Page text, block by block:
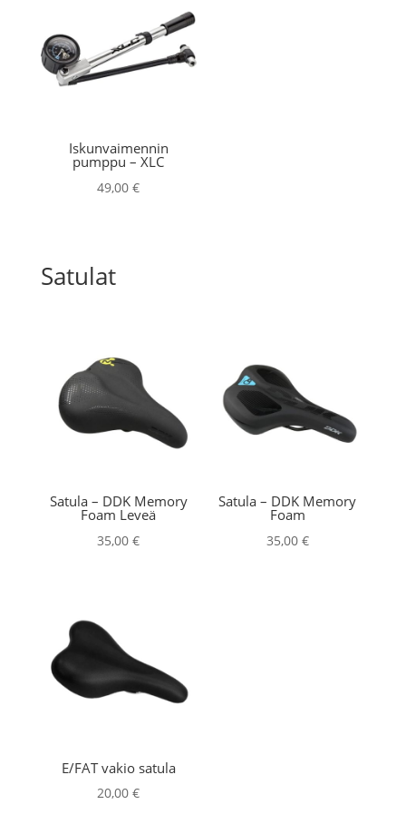
Iskunvaimennin
pumppu – XLC
49,00€
Satulat
Satula – DDK Memory
Foam Leveä
35,00€
Satula – DDK Memory
Foam
35,00 €
E/FAT vakio satula
20,00€